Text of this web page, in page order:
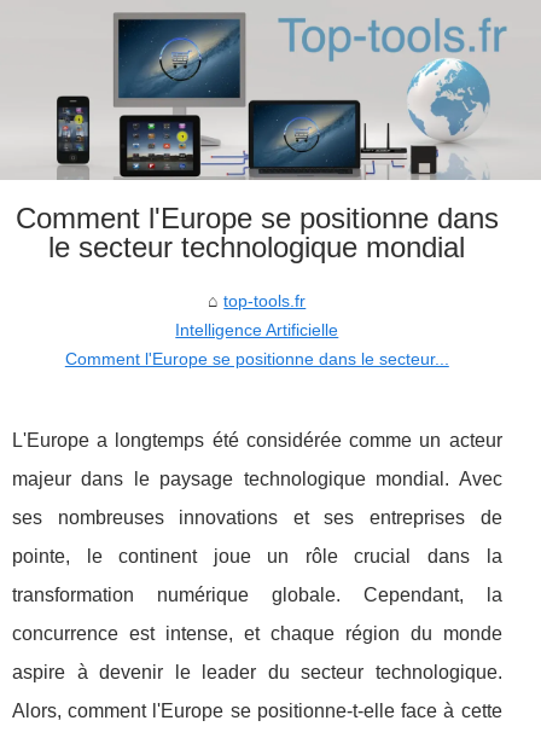
Comment l'Europe se positionne dans
le secteur technologique mondial
top-tools.fr
Intelligence Artificielle
Comment l'Europe se positionne dans le secteur...
L'Europe a longtemps été considérée comme un acteur
majeur dans le paysage technologique mondial. Avec
ses nombreuses innovations et ses entreprises de
pointe, le continent joue un rôle crucial dans la
transformation numérique globale. Cependant, la
concurrence est intense, et chaque région du monde
aspire à devenir le leader du secteur technologique.
Alors, comment l'Europe se positionne-t-elle face à cette